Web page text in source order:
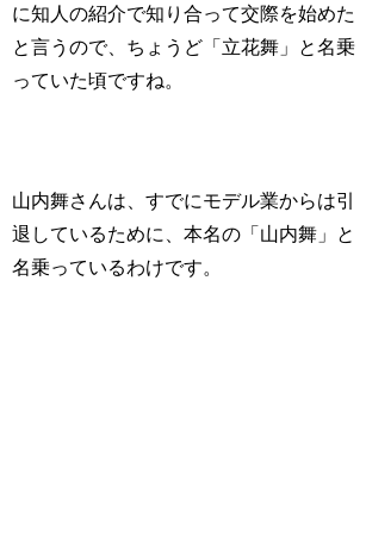
に知人の紹介で知り合って交際を始めた
と言うので、ちょうど「立花舞」と名乗
っていた頃ですね。
山内舞さんは、すでにモデル業からは引
退しているために、本名の「山内舞」と
名乗っているわけです。